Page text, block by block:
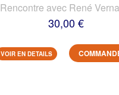
Rencontre avec René
30,00 €
VOIR EN DETAILS